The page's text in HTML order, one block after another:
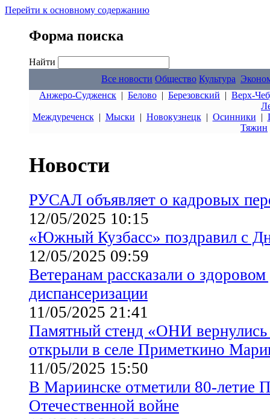
Перейти к основному содержанию
Форма поиска
Найти
Все новости Общество Культура
Анжеро-Судженск | Белово | Березовский | Верх-
Междуреченск| Мыски | Новокузнецк| Осинники |
Тяжин
Новости
РУСАЛ объявляет о кадровых
12/05/2025 10:15
«Южный Кузбасс» поздравил с
12/05/2025 09:59
Ветеранам рассказали о
диспансеризации
11/05/2025 21:41
Памятный стенд «ОНИ
открыли в селе Приметкино
11/05/2025 15:50
В Мариинске отметили 80-летие
Отечественной войне